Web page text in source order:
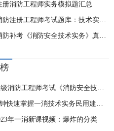
册消防工程师实务模拟题汇总
2023年一级消防注册工程师考试题库：技术实务汇总
2022年一级消防补考《消防安全技术实务》真题及答案1-10题
防工程师考试《消防安全技术实务》自测卷
速掌握一消技术实务民用建筑特殊规定
年一消新课视频：爆炸的分类